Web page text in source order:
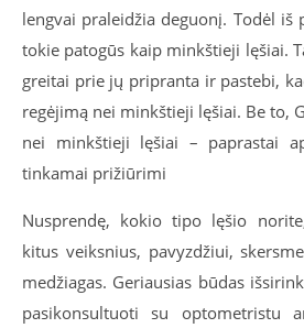
lengvai praleidžia deguonį. Todėl
tokie patogūs kaip minkštieji lęšiai.
greitai prie jų pripranta ir pastebi,
regėjimą nei minkštieji lęšiai. Be to,
nei minkštieji lęšiai – paprastai
tinkamai prižiūrimi
Nusprendę, kokio tipo lęšio
kitus veiksnius, pavyzdžiui,
medžiagas. Geriausias būdas
pasikonsultuoti su optometristu